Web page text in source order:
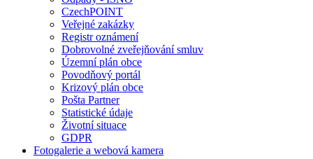
CzechPOINT
Veřejné zakázky
Registr oznámení
Dobrovolné zveřejňování smluv
Územní plán obce
Povodňový portál
Krizový plán obce
Pošta Partner
Statistické údaje
Životní situace
GDPR
Fotogalerie a webová kamera